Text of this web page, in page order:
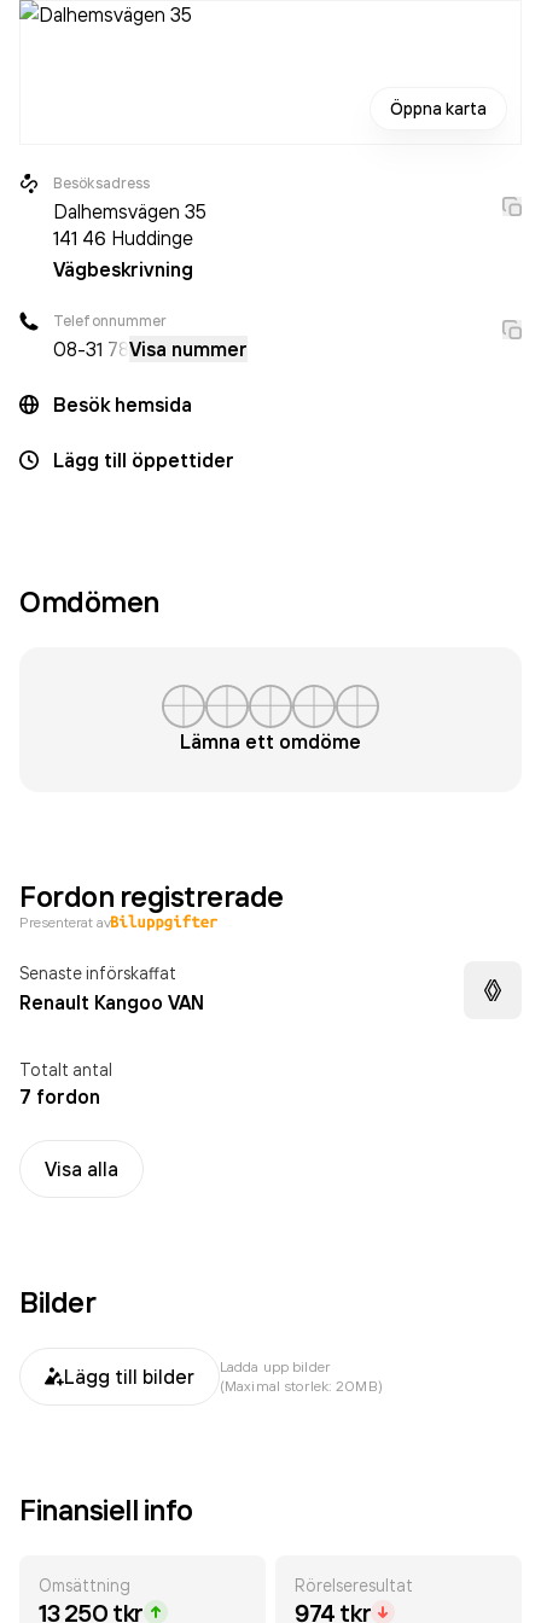
Öppna karta
Besöksadress
Dalhemsvägen 35
141 46 Huddinge
Vägbeskrivning
Telefonnummer
08-31 78Visa nummer
Besök hemsida
Lägg till öppettider
Omdömen
Lämna ett omdöme
Fordon registrerade
Presenterat av
Senaste införskaffat
Renault Kangoo VAN
Totalt antal
7 fordon
Visa alla
Bilder
Lägg till bilder
Ladda upp bilder
(Maximal storlek: 20MB)
Finansiell info
Omsättning
13 250 tkr
Rörelseresultat
974 tkr